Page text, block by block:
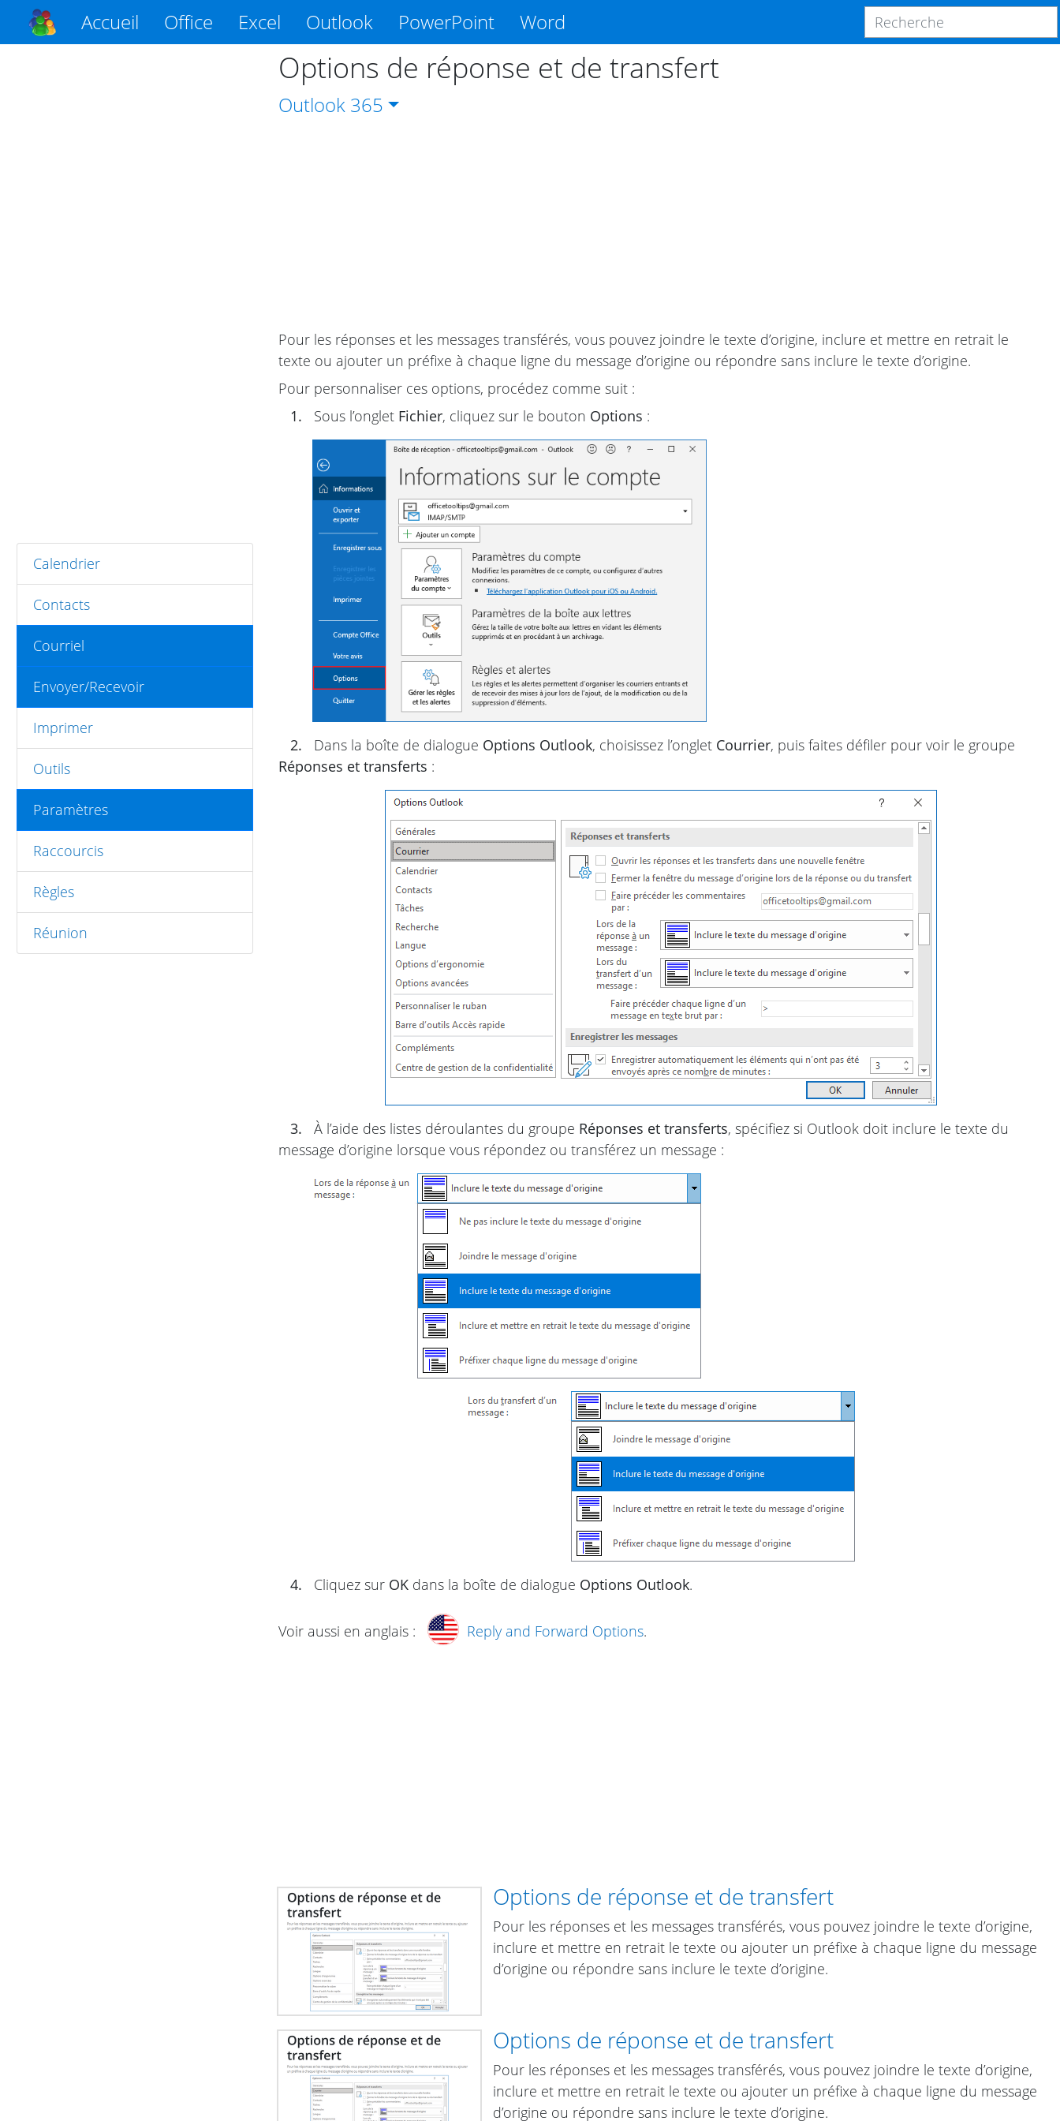
Accueil Office Excel Outlook PowerPoint Word
Calendrier
Contacts
Courriel
Envoyer/Recevoir
Imprimer
Outils
Paramètres
Raccourcis
Règles
Réunion
Options de réponse et de transfert
Outlook 365
Pour les réponses et les messages transférés, vous pouvez joindre le texte d’origine, inclure et mettre en retrait le
texte ou ajouter un préfixe à chaque ligne du message d’origine ou répondre sans inclure le texte d’origine.
Pour personnaliser ces options, procédez comme suit :
1.
Sous l’onglet Fichier, cliquez sur le bouton Options :
2. Dans la boîte de dialogue Options Outlook, choisissez l’onglet Courrier, puis faites défiler pour voir le groupe
Réponses et transferts :
3. À l’aide des listes déroulantes du groupe Réponses et transferts, spécifiez si Outlook doit inclure le texte du
message d’origine lorsque vous répondez ou transférez un message :
4. Cliquez sur OK dans la boîte de dialogue Options Outlook.
Voir aussi en anglais : Reply and Forward Options.
Options de réponse et de transfert
Pour les réponses et les messages transférés, vous pouvez joindre le texte d’origine,
inclure et mettre en retrait le texte ou ajouter un préfixe à chaque ligne du message
d’origine ou répondre sans inclure le texte d’origine.
Options de réponse et de transfert
Pour les réponses et les messages transférés, vous pouvez joindre le texte d’origine,
inclure et mettre en retrait le texte ou ajouter un préfixe à chaque ligne du message
d’origine ou répondre sans inclure le texte d’origine.